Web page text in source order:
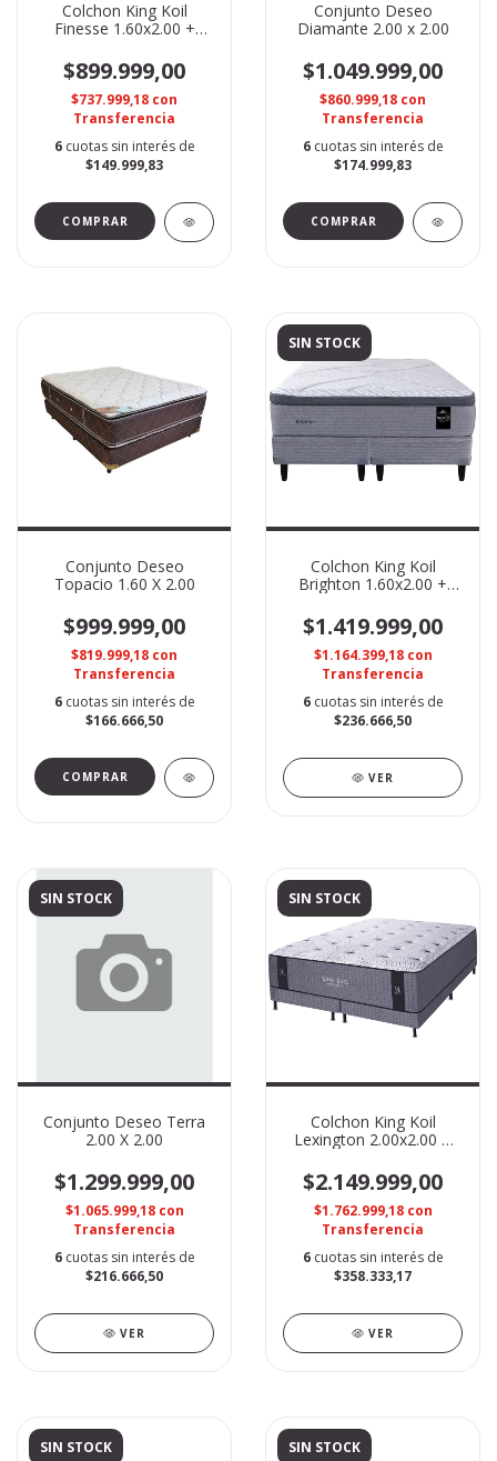
Colchon King Koil
Finesse 1.60x2.00 +
$899.999,00
$737.999,18 con
Transferencia
6 cuotas sin interés de
$149.999,83
Conjunto Deseo
Diamante 2.00 x 2.00
$1.049.999,00
$860.999,18 con
Transferencia
6 cuotas sin interés de
$174.999,83
Conjunto Deseo
Topacio 1.60 X 2.00
$999.999,00
$819.999,18 con
Transferencia
6 cuotas sin interés de
$166.666,50
SIN STOCK
Colchon King Koil
Brighton 1.60x2.00 +
$1.419.999,00
$1.164.399,18 con
Transferencia
6 cuotas sin interés de
$236.666,50
VER
SIN STOCK
Conjunto Deseo Terra
2.00 X 2.00
$1.299.999,00
$1.065.999,18 con
Transferencia
6 cuotas sin interés de
$216.666,50
VER
SIN STOCK
Colchon King Koil
Lexington 2.00x2.00 +
$2.149.999,00
$1.762.999,18 con
Transferencia
6 cuotas sin interés de
$358.333,17
VER
SIN STOCK SIN STOCK